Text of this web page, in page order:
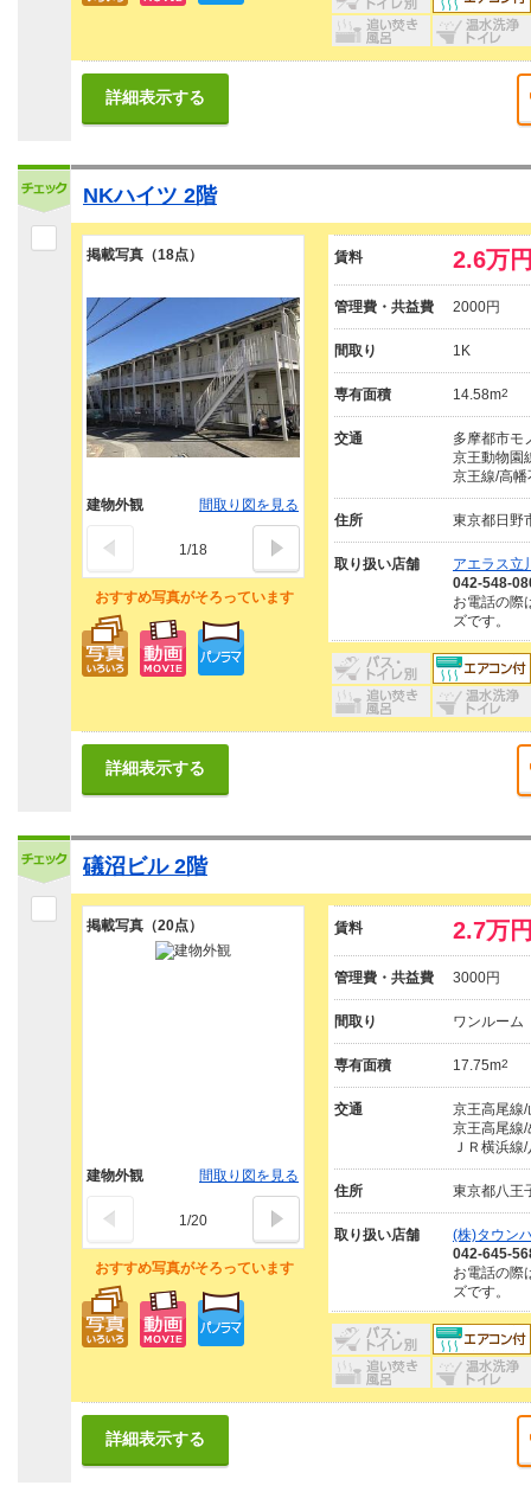
詳細表示する
NKハイツ 2階
掲載写真（18点）
おすすめ写真がそろっています
建物外観 間取り図を見る
1/18
賃料 2.6万
管理費・共益費 2000円
間取り 1K
専有面積 14.58m2
交通
多摩都市モ
京王動物園
京王線/高
住所 東京都日野
取り扱い店舗
アエラス立
042-548-
お電話の際
ズです。
詳細表示する
礒沼ビル 2階
掲載写真（20点）
おすすめ写真がそろっています
建物外観 間取り図を見る
1/20
賃料 2.7万
管理費・共益費 3000円
間取り ワンルーム
専有面積 17.75m2
交通
京王高尾線
京王高尾線
ＪＲ横浜
住所 東京都八王
取り扱い店舗
(株)タウン
042-645-
お電話の際
ズです。
詳細表示する